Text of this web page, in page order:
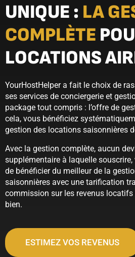
UNIQUE : LA
COMPLÈTE
LOCATIONS
YourHostHelper a fait le choix de
ses services de conciergerie et
package tout compris : l’offre de
cela, vous bénéficiez
gestion des locations saisonnières
Avec la gestion complète, aucun
supplémentaire à laquelle
de bénéficier du meilleur de la
saisonnières avec une tarification
commission sur les revenus
bien.
ESTIMEZ VOS REVENUS